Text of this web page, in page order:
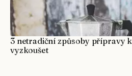
3 netradiční způsoby přípravy
vyzkoušet